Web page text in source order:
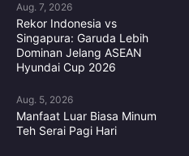
Aug. 7, 2026
Rekor Indonesia vs
Singapura: Garuda Lebih
Dominan Jelang ASEAN
Hyundai Cup 2026
Aug. 5, 2026
Manfaat Luar Biasa Minum
Teh Serai Pagi Hari